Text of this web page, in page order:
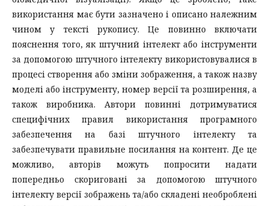
використання має бути зазначено і описано належним
чином у тексті рукопису. Це повинно включати
пояснення того, як штучний інтелект або інструменти
за допомогою штучного інтелекту використовувалися в
процесі створення або зміни зображення, а також назву
моделі або інструменту, номер версії та розширення, а
також виробника. Автори повинні дотримуватися
специфічних правил використання програмного
забезпечення на базі штучного інтелекту та
забезпечувати правильне посилання на контент. Де це
можливо, авторів можуть попросити надати
попередньо скориговані за допомогою штучного
інтелекту версії зображень та/або складені необроблені